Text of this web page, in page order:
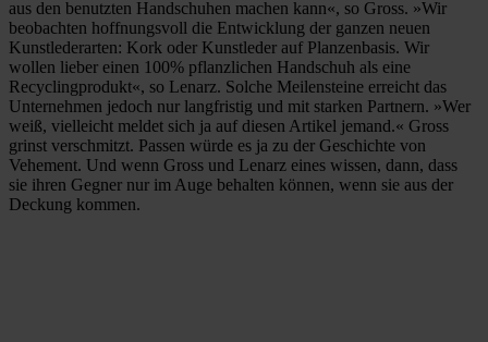
aus den benutzten Handschuhen machen kann«, so Gross. »Wir
beobachten hoffnungsvoll die Entwicklung der ganzen neuen
Kunstlederarten: Kork oder Kunstleder auf Planzenbasis. Wir
wollen lieber einen 100% pflanzlichen Handschuh als eine
Recyclingprodukt«, so Lenarz. Solche Meilensteine erreicht das
Unternehmen jedoch nur langfristig und mit starken Partnern. »Wer
weiß, vielleicht meldet sich ja auf diesen Artikel jemand.« Gross
grinst verschmitzt. Passen würde es ja zu der Geschichte von
Vehement. Und wenn Gross und Lenarz eines wissen, dann, dass
sie ihren Gegner nur im Auge behalten können, wenn sie aus der
Deckung kommen.